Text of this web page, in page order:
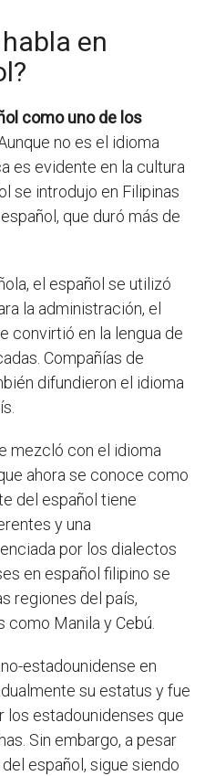
en
como uno de los
Aunque no es el idioma
es evidente en la cultura
se introdujo en Filipinas
que duró más de
el español se utilizó
la administración, el
convirtió en la lengua de
Compañías de
difundieron el idioma
mezcló con el idioma
ahora se conoce como
del español tiene
y una
por los dialectos
en español filipino se
regiones del país,
Manila y Cebú.
estadounidense en
su estatus y ​​fue
los estadounidenses que
Sin embargo, a pesar
español, sigue siendo